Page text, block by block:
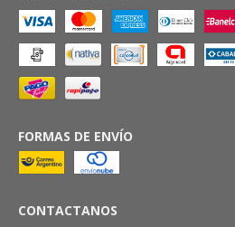
FORMAS DE ENVÍO
CONTACTANOS